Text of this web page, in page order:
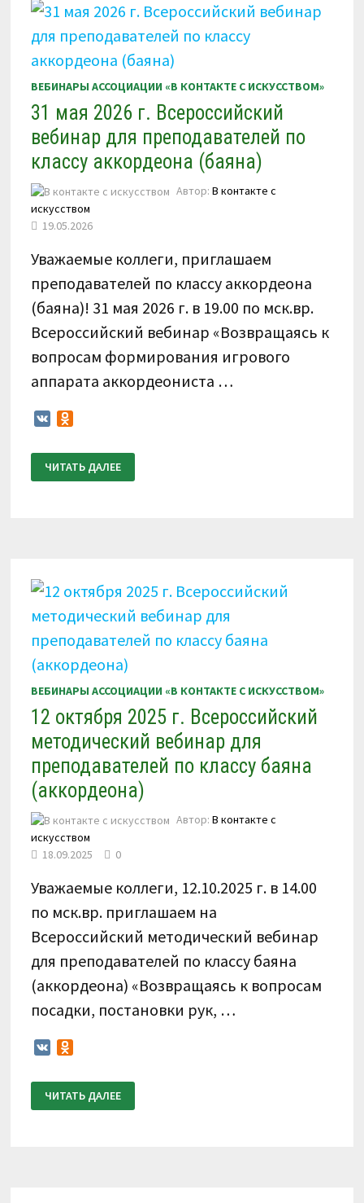
ВЕБИНАРЫ АССОЦИАЦИИ «В КОНТАКТЕ С ИСКУССТВОМ»
31 мая 2026 г. Всероссийский
вебинар для преподавателей по
классу аккордеона (баяна)
Автор:В контакте с
искусством
19.05.2026
Уважаемые коллеги, приглашаем
преподавателей по классу аккордеона
(баяна)! 31 мая 2026 г. в 19.00 по мск.вр.
Всероссийский вебинар «Возвращаясь к
вопросам формирования игрового
аппарата аккордеониста …
VK
31
МАЯ
2026
(БАЯНА)
ЧИТАТЬ ДАЛЕЕ
ВЕБИНАРЫ АССОЦИАЦИИ «В КОНТАКТЕ С ИСКУССТВОМ»
12 октября 2025 г. Всероссийский
методический вебинар для
преподавателей по классу баяна
(аккордеона)
Автор:В контакте с
искусством
18.09.2025
0
Уважаемые коллеги, 12.10.2025 г. в 14.00
по мск.вр. приглашаем на
Всероссийский методический вебинар
для преподавателей по классу баяна
(аккордеона) «Возвращаясь к вопросам
посадки, постановки рук, …
VK
ОКТЯБРЯ
2025
ЧИТАТЬ ДАЛЕЕ